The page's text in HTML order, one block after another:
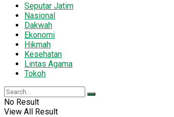
Seputar Jatim
Nasional
Dakwah
Ekonomi
Hikmah
Kesehatan
Lintas Agama
Tokoh
No Result
View All Result